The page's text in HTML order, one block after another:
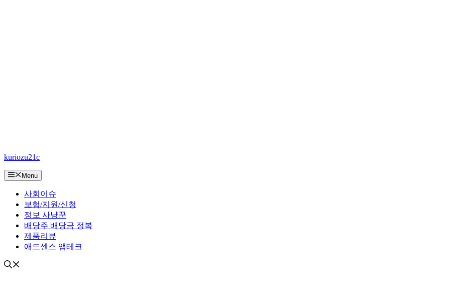
텐
츠
로
kuriozu21c
Menu
사회이슈
보험/지원/신청
정보 사냥꾼
배당주 배당금 정복
제품리뷰
애드센스 앱테크